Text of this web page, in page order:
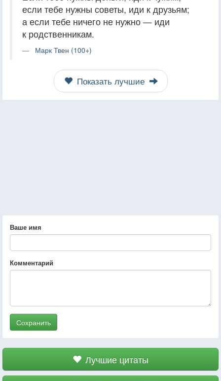
если тебе нужны советы, иди к друзьям;
а если тебе ничего не нужно — иди
к родственникам.
Марк Твен (100+)
Показать лучшие
Ваше имя
Комментарий
Сохранить
Лучшие цитаты